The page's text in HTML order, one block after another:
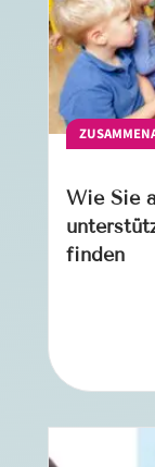
Wie Sie
finden